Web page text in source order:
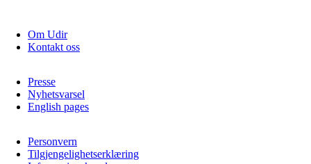
Om Udir
Kontakt oss
Presse
Nyhetsvarsel
English pages
Personvern
Tilgjengelighetserklæring